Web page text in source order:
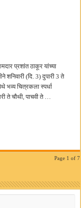
प्रशांत ठाकूर यांच्या
शनिवारी (दि. 3) दुपारी 3 ते
भव्य चित्रकला स्पर्धा
ते चौथी, पाचवी ते …
Page 1 of 7